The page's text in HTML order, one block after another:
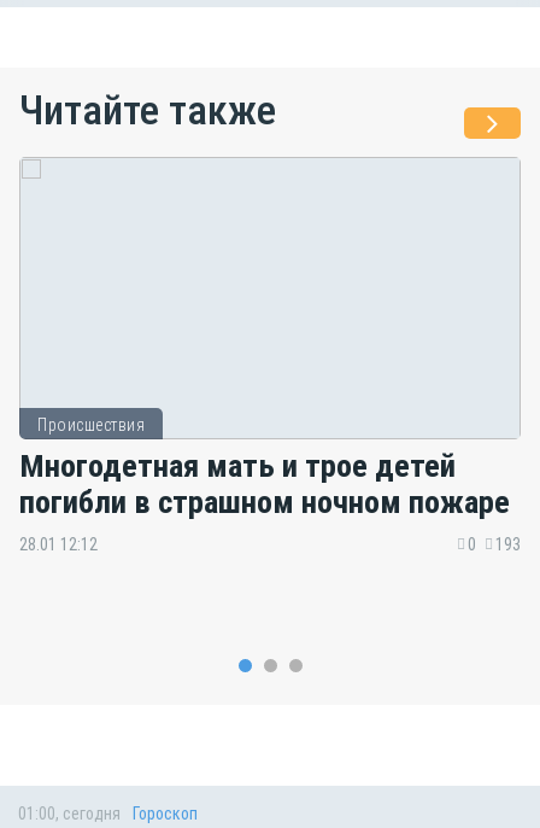
Читайте также
Происшествия
Многодетная мать и трое детей
погибли в страшном ночном пожаре
28.01 12:12 0 193
01:00, сегодня Гороскоп